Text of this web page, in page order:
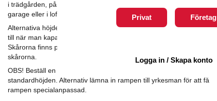
i trädgården, på balkongen, altanen eller terrassen. I källare, i
garage eller i loftgångar.
Alternativa höjder (se bild) anger den höjd rampen kan minskas
till när man kapar i rampens längsgående markerade skåror.
Skårorna finns på rampens undersida. Det är ca 40 mm mellan
skårorna.
OBS! Beställ en tillskärning för varje rampa där du inte vill ha
standardhöjden. Alternativ lämna in rampen till yrkesman för att få
rampen specialanpassad.
Privat Företag
Logga in / Skapa konto